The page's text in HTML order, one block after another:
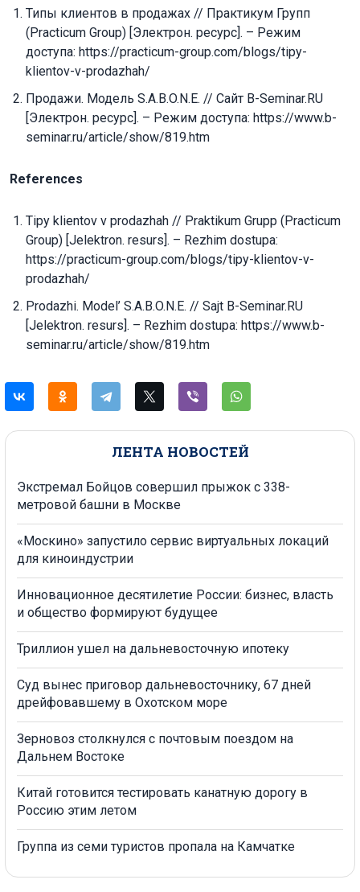
ЛЕНТА НОВОСТЕЙ
Экстремал Бойцов совершил прыжок с 338-
метровой башни в Москве
«Москино» запустило сервис виртуальных локаций
для киноиндустрии
Инновационное десятилетие России: бизнес, власть
и общество формируют будущее
Триллион ушел на дальневосточную ипотеку
Суд вынес приговор дальневосточнику, 67 дней
дрейфовавшему в Охотском море
Зерновоз столкнулся с почтовым поездом на
Дальнем Востоке
Китай готовится тестировать канатную дорогу в
Россию этим летом
Группа из семи туристов пропала на Камчатке
Типы клиентов в продажах // Практикум Групп
(Practicum Group) [Электрон. ресурс]. – Режим
доступа: https://practicum-group.com/blogs/tipy-
klientov-v-prodazhah/
Продажи. Модель S.A.B.O.N.E. // Сайт B-Seminar.RU
[Электрон. ресурс]. – Режим доступа: https://www.b-
seminar.ru/article/show/819.htm
References
Tipy klientov v prodazhah // Praktikum Grupp (Practicum
Group) [Jelektron. resurs]. – Rezhim dostupa:
https://practicum-group.com/blogs/tipy-klientov-v-
prodazhah/
Prodazhi. Model’ S.A.B.O.N.E. // Sajt B-Seminar.RU
[Jelektron. resurs]. – Rezhim dostupa: https://www.b-
seminar.ru/article/show/819.htm